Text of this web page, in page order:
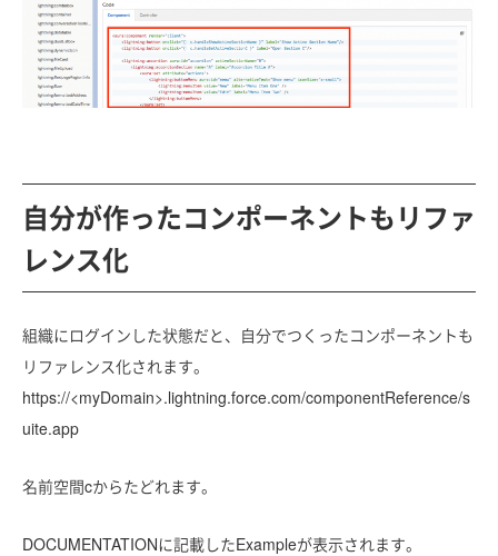
自分が作ったコンポーネントもリファ
レンス化
組織にログインした状態だと、自分でつくったコンポーネントも
リファレンス化されます。
https://<myDomain>.lightning.force.com/componentReference/s
uite.app
名前空間cからたどれます。
DOCUMENTATIONに記載したExampleが表示されます。